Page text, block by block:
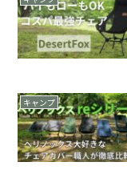
キャンプ